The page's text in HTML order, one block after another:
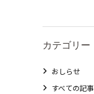
カテゴリー
おしらせ
すべての記事